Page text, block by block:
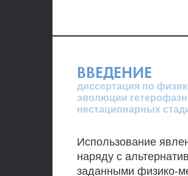
ВВЕДЕНИЕ
диссертация по
эволюции
нестационарных
Использование
наряду с
заданными физико-